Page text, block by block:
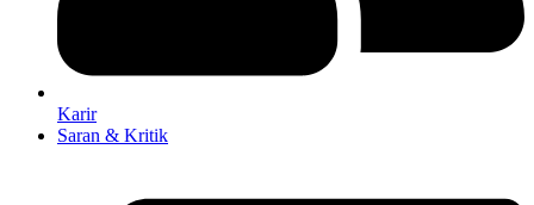
Karir
Saran & Kritik